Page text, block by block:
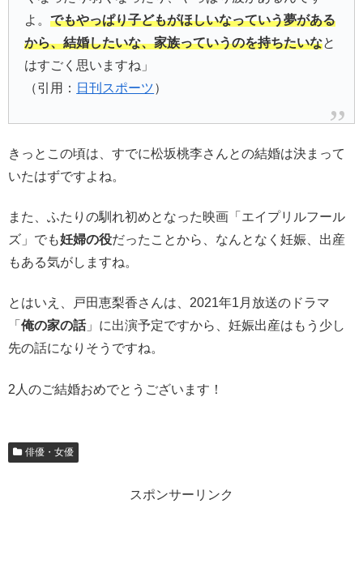
よ。でもやっぱり子どもがほしいなっていう夢がある
から、結婚したいな、家族っていうのを持ちたいなと
はすごく思いますね」
（引用： 日刊スポーツ）
きっとこの頃は、すでに松坂桃李さんとの結婚は決まって
いたはずですよね。
また、ふたりの馴れ初めとなった映画「エイプリルフール
ズ」でも妊婦の役だったことから、なんとなく妊娠、出産
もある気がしますね。
とはいえ、戸田恵梨香さんは、2021年1月放送のドラマ
「 俺の家の話」に出演予定ですから、妊娠出産はもう少し
先の話になりそうですね。
2人のご結婚おめでとうございます！
俳優・女優
スポンサーリンク